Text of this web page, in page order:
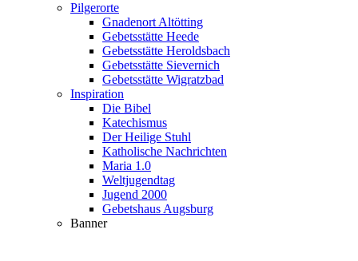
Pilgerorte
Gnadenort Altötting
Gebetsstätte Heede
Gebetsstätte Heroldsbach
Gebetsstätte Sievernich
Gebetsstätte Wigratzbad
Inspiration
Die Bibel
Katechismus
Der Heilige Stuhl
Katholische Nachrichten
Maria 1.0
Weltjugendtag
Jugend 2000
Gebetshaus Augsburg
Banner